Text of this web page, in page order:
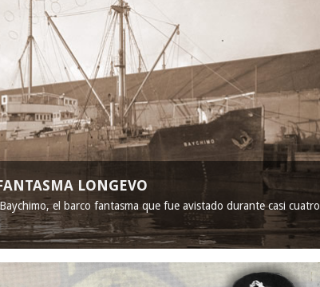
LONGEVO
el barco fantasma que fue avistado durante casi cuatro